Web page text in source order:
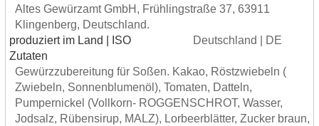
Altes Gewürzamt GmbH, Frühlingstraße 37, 63911
Klingenberg, Deutschland.
produziert im Land | ISO
Deutschland | DE
Zutaten
Gewürzzubereitung für Soßen. Kakao, Röstzwiebeln (
Zwiebeln, Sonnenblumenöl), Tomaten, Datteln,
Pumpernickel (Vollkorn- ROGGENSCHROT, Wasser,
Jodsalz, Rübensirup, MALZ), Lorbeerblätter, Zucker braun,